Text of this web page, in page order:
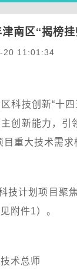
南区“揭榜
20 11:01:34
科技创新“十
创新能力，引
目重大技术需
技计划项目
附件1）。
术总师